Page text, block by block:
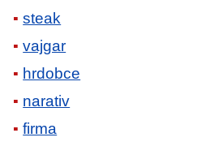
steak
vajgar
hrdobce
narativ
firma